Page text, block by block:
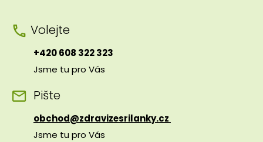
Volejte
+420 608 322 323
Jsme tu pro Vás
Pište
obchod@zdravizesrilanky.cz
Jsme tu pro Vás